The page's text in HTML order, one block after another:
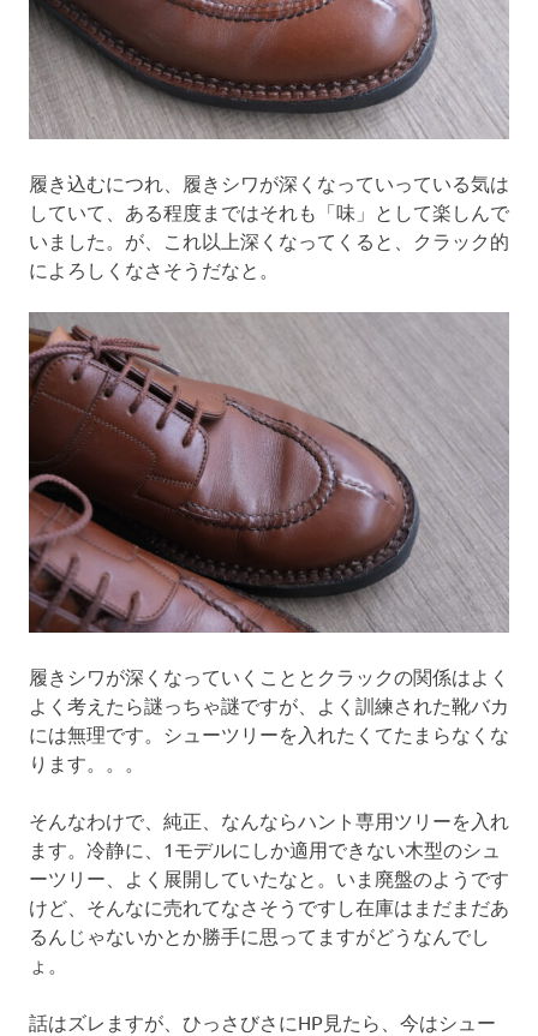
履き込むにつれ、履きシワが深くなっていっている気は
していて、ある程度まではそれも「味」として楽しんで
いました。が、これ以上深くなってくると、クラック的
によろしくなさそうだなと。
履きシワが深くなっていくこととクラックの関係はよく
よく考えたら謎っちゃ謎ですが、よく訓練された靴バカ
には無理です。シューツリーを入れたくてたまらなくな
ります。。。
そんなわけで、純正、なんならハント専用ツリーを入れ
ます。冷静に、1モデルにしか適用できない木型のシュ
ーツリー、よく展開していたなと。いま廃盤のようです
けど、そんなに売れてなさそうですし在庫はまだまだあ
るんじゃないかとか勝手に思ってますがどうなんでし
ょ。
話はズレますが、ひっさびさにHP見たら、今はシュー